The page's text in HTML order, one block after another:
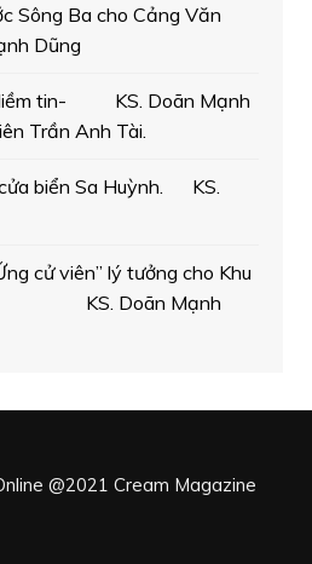
Sông Ba cho Cảng Văn
Dũng
tin- KS. Doãn Mạnh
Trần Anh Tài.
biển Sa Huỳnh. KS.
cử viên” lý tưởng cho Khu
KS. Doãn Mạnh
@2021 Cream Magazine